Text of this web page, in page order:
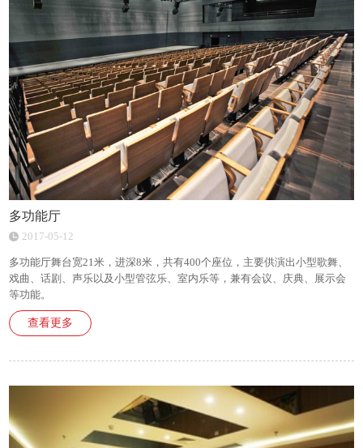
多功能厅
2017-05-12
多功能厅舞台宽21米，进深8米，共有400个座位，主要供演出小型歌舞、
戏曲、话剧、声乐以及小型管弦乐、室内乐等，兼有会议、庆典、展示会
等功能。
查看更多